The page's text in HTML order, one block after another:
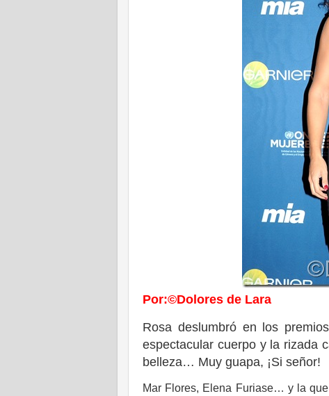
Por:©Dolores de Lara
Rosa deslumbró en los
espectacular cuerpo y la rizada
belleza… Muy guapa, ¡Si señor!
Mar Flores, Elena Furiase… y la